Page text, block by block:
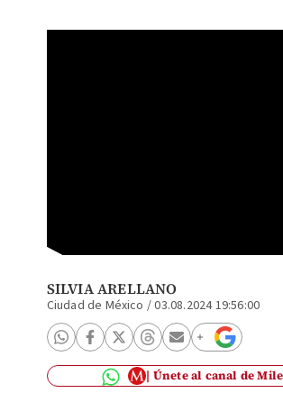
SILVIA ARELLANO
Ciudad de México /03.08.2024 19:56:00
Únete al canal de